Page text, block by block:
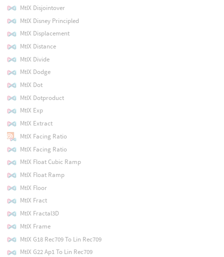
MtlX Disjointover
MtlX Disney Principled
MtlX Displacement
MtlX Distance
MtlX Divide
MtlX Dodge
MtlX Dot
MtlX Dotproduct
MtlX Exp
MtlX Extract
MtlX Facing Ratio
MtlX Facing Ratio
MtlX Float Cubic Ramp
MtlX Float Ramp
MtlX Floor
MtlX Fract
MtlX Fractal3D
MtlX Frame
MtlX G18 Rec709 To Lin Rec709
MtlX G22 Ap1 To Lin Rec709